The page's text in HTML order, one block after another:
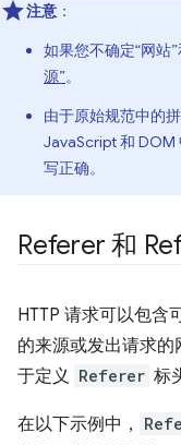
注意 ：
如果您不确定“网站
源”。
由于原始规范中的
JavaScript 和 DOM
写正确。
Referer 和
HTTP 请求可以包含
的来源或发出请求的
于定义 Referer 标
在以下示例中，